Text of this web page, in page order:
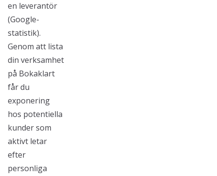
en leverantör
(Google-
statistik).
Genom att lista
din verksamhet
på Bokaklart
får du
exponering
hos potentiella
kunder som
aktivt letar
efter
personliga